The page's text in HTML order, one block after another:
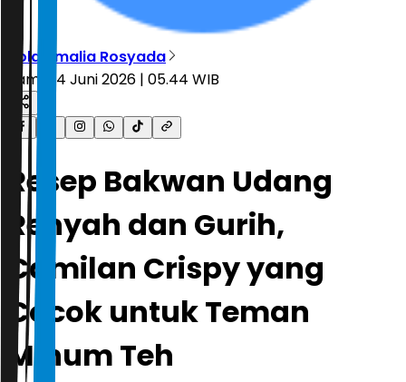
Nola Amalia Rosyada
Kamis, 4 Juni 2026 | 05.44 WIB
Resep Bakwan Udang
Renyah dan Gurih,
Camilan Crispy yang
Cocok untuk Teman
Minum Teh